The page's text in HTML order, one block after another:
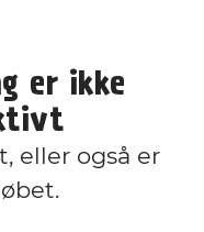
er ikke
eller også er